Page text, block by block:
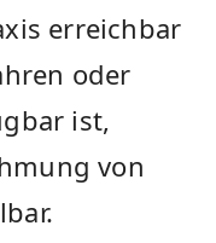
erreichbar
oder
ist,
von